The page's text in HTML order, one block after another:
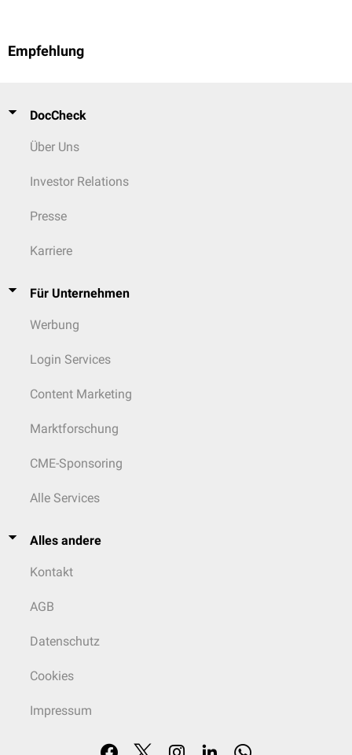
Empfehlung
DocCheck
Über Uns
Investor Relations
Presse
Karriere
Für Unternehmen
Werbung
Login Services
Content Marketing
Marktforschung
CME-Sponsoring
Alle Services
Alles andere
Kontakt
AGB
Datenschutz
Cookies
Impressum